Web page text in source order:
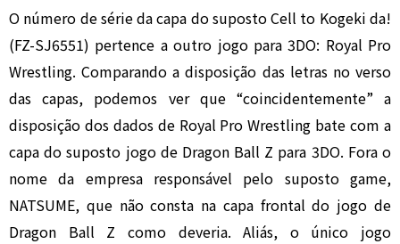
O número de série da capa do suposto Cell to Kogeki da!
(FZ-SJ6551) pertence a outro jogo para 3DO: Royal Pro
Wrestling. Comparando a disposição das letras no verso
das capas, podemos ver que “coincidentemente” a
disposição dos dados de Royal Pro Wrestling bate com a
capa do suposto jogo de Dragon Ball Z para 3DO. Fora o
nome da empresa responsável pelo suposto game,
NATSUME, que não consta na capa frontal do jogo de
Dragon Ball Z como deveria. Aliás, o único jogo